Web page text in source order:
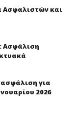
Ασφαλιστών και
Ασφάλιση
για
2026